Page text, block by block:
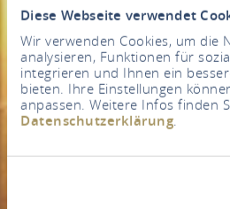
Diese Webseite verwendet
Wir verwenden Cookies, um die
analysieren, Funktionen für
integrieren und Ihnen ein
bieten. Ihre Einstellungen
anpassen. Weitere Infos finden
Datenschutzerklärung.